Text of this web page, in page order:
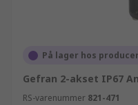
På lager hos
Gefran 2-akset IP67
RS-varenummer 821-471